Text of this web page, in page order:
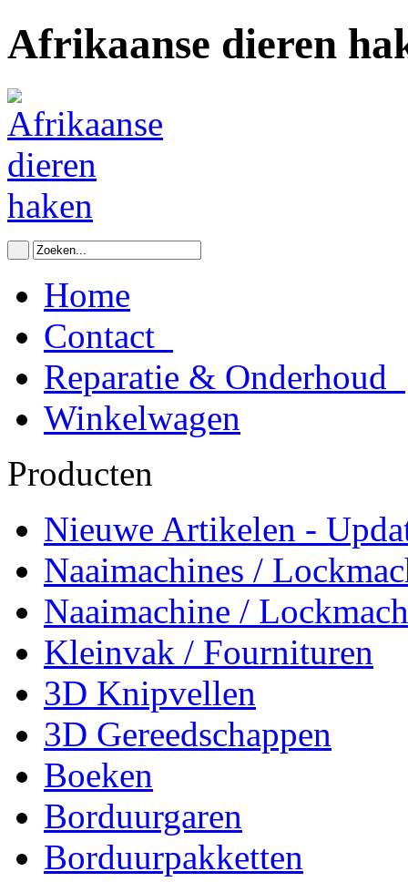
Afrikaanse dieren
Home
Contact
Reparatie & Onderhoud
Winkelwagen
Producten
Nieuwe Artikelen -
Naaimachines /
Naaimachine /
Kleinvak / Fournituren
3D Knipvellen
3D Gereedschappen
Boeken
Borduurgaren
Borduurpakketten